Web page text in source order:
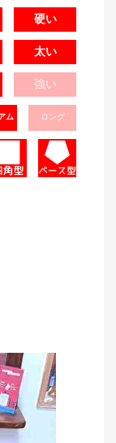
硬い
太い
強い
ム ロング